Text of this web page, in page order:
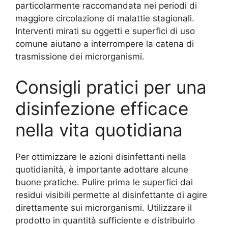
particolarmente raccomandata nei periodi di
maggiore circolazione di malattie stagionali.
Interventi mirati su oggetti e superfici di uso
comune aiutano a interrompere la catena di
trasmissione dei microrganismi.
Consigli pratici per una
disinfezione efficace
nella vita quotidiana
Per ottimizzare le azioni disinfettanti nella
quotidianità, è importante adottare alcune
buone pratiche. Pulire prima le superfici dai
residui visibili permette al disinfettante di agire
direttamente sui microrganismi. Utilizzare il
prodotto in quantità sufficiente e distribuirlo